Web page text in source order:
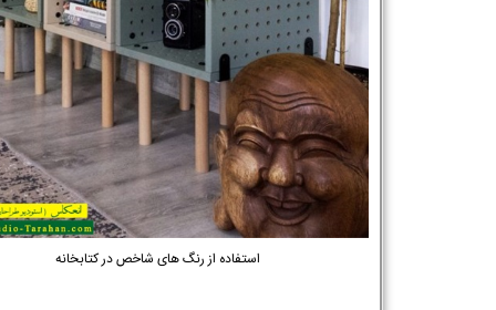
استفاده از رنگ های شاخص در کتابخانه